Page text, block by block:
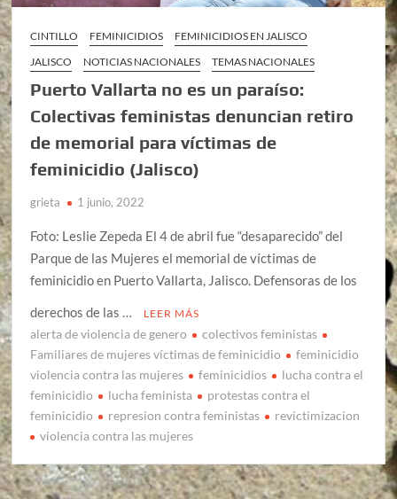
CINTILLO FEMINICIDIOS
FEMINICIDIOS EN JALISCO
JALISCO
NOTICIAS NACIONALES TEMAS NACIONALES
Puerto Vallarta no es un paraíso:
Colectivas feministas denuncian retiro
de memorial para víctimas de
feminicidio (Jalisco)
grieta 1 junio, 2022
Foto: Leslie Zepeda El 4 de abril fue “desaparecido” del
Parque de las Mujeres el memorial de víctimas de
feminicidio en Puerto Vallarta, Jalisco. Defensoras de los
derechos de las …
LEER MÁS
alerta de violencia de genero
colectivos feministas
Familiares de mujeres víctimas de feminicidio
feminicidio
violencia contra las mujeres
feminicidios
lucha contra el
feminicidio
lucha feminista
protestas contra el
feminicidio
represion contra feministas
revictimizacion
violencia contra las mujeres